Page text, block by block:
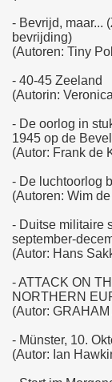
- Bevrijd, maar...
bevrijding)
(Autoren: Tiny
- 40-45 Zeeland
(Autorin:
- De oorlog in
1945 op de
(Autor: Frank de
- De luchtoorlog
(Autoren: Wim
- Duitse militaire
september-
(Autor: Hans
- ATTACK ON
NORTHERN
(Autor:
- Münster, 10.
(Autor: Ian